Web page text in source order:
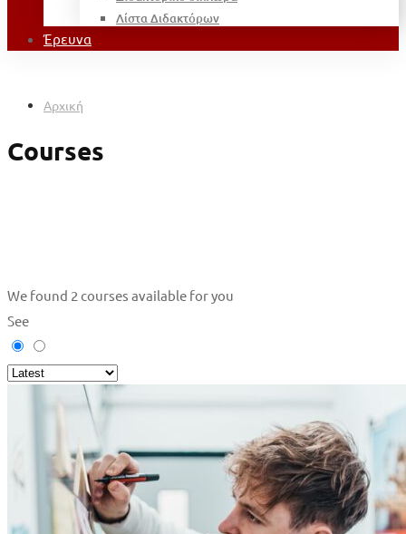
Λίστα Διδακτόρων
Έρευνα
Αρχική
Courses
We found 2 courses available for you
See